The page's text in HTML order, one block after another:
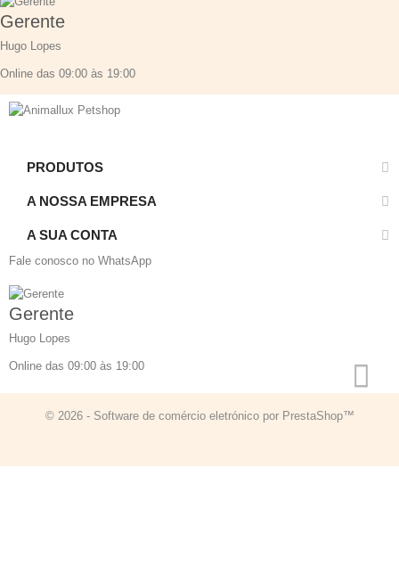
Gerente
Hugo Lopes
Online das 09:00 às 19:00
PRODUTOS
A NOSSA EMPRESA
A SUA CONTA
Fale conosco no WhatsApp
Gerente
Hugo Lopes
Online das 09:00 às 19:00
© 2026 - Software de comércio eletrónico por PrestaShop™